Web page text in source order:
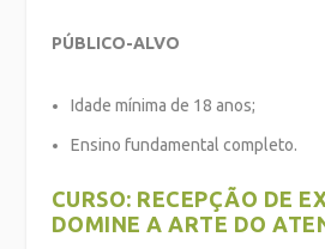
PÚBLICO-ALVO
Idade mínima de 18 anos;
Ensino fundamental completo.
CURSO: RECEPÇÃO DE
DOMINE A ARTE DO